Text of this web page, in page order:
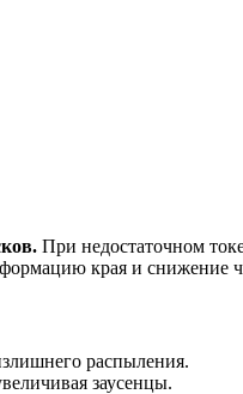
При недостаточном
края и снижение
распыления.
заусенцы.